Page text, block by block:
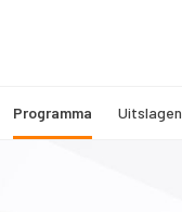
Programma Uitslagen